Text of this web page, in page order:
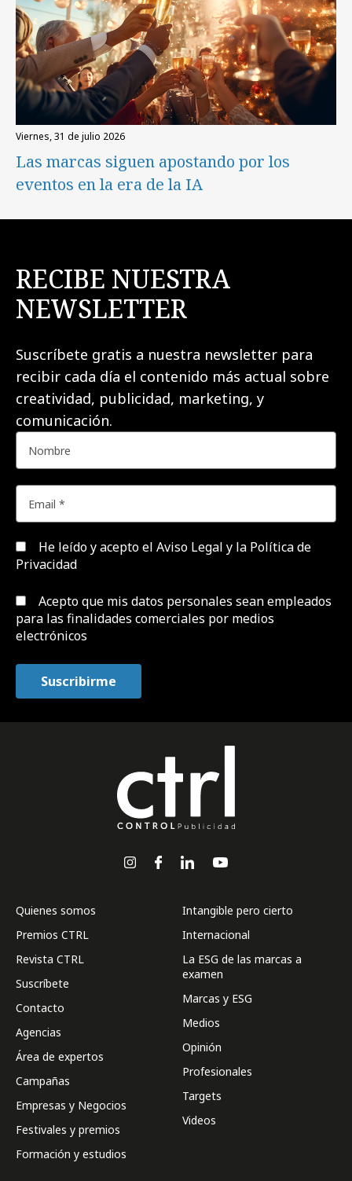
viernes, 31 de julio 2026
Las marcas siguen apostando por los
eventos en la era de la IA
RECIBE NUESTRA
NEWSLETTER
Suscríbete gratis a nuestra newsletter para
recibir cada día el contenido más actual sobre
creatividad, publicidad, marketing, y
comunicación.
He leído y acepto el Aviso Legal y la Política de
Privacidad
Acepto que mis datos personales sean empleados
para las finalidades comerciales por medios
electrónicos
Quienes somos
Premios CTRL
Revista CTRL
Suscríbete
Contacto
Agencias
Área de expertos
Campañas
Empresas y Negocios
Festivales y premios
Formación y estudios
Intangible pero cierto
Internacional
La ESG de las marcas a
examen
Marcas y ESG
Medios
Opinión
Profesionales
Targets
Videos